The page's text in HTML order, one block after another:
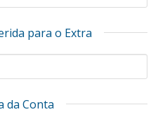
para o Extra
da Conta